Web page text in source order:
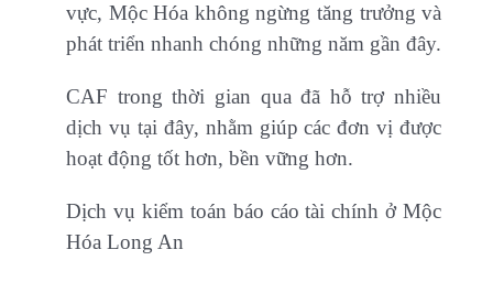
vực, Mộc Hóa không ngừng tăng trưởng và
phát triển nhanh chóng những năm gần đây.
CAF trong thời gian qua đã hỗ trợ nhiều
dịch vụ tại đây, nhằm giúp các đơn vị được
hoạt động tốt hơn, bền vững hơn.
Dịch vụ kiểm toán báo cáo tài chính ở Mộc
Hóa Long An